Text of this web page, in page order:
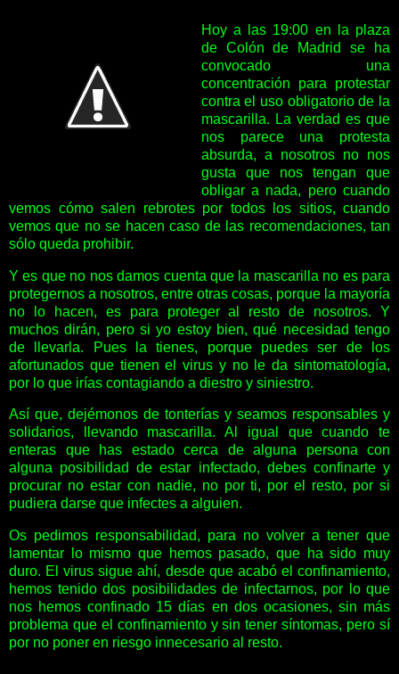
Hoy a las 19:00 en la plaza
de Colón de Madrid se ha
convocado una
concentración para protestar
contra el uso obligatorio de la
mascarilla. La verdad es que
nos parece una protesta
absurda, a nosotros no nos
gusta que nos tengan que
obligar a nada, pero cuando
vemos cómo salen rebrotes por todos los sitios, cuando
vemos que no se hacen caso de las recomendaciones, tan
sólo queda prohibir.
Y es que no nos damos cuenta que la mascarilla no es para
protegernos a nosotros, entre otras cosas, porque la mayoría
no lo hacen, es para proteger al resto de nosotros. Y
muchos dirán, pero si yo estoy bien, qué necesidad tengo
de llevarla. Pues la tienes, porque puedes ser de los
afortunados que tienen el virus y no le da sintomatología,
por lo que irías contagiando a diestro y siniestro.
Así que, dejémonos de tonterías y seamos responsables y
solidarios, llevando mascarilla. Al igual que cuando te
enteras que has estado cerca de alguna persona con
alguna posibilidad de estar infectado, debes confinarte y
procurar no estar con nadie, no por ti, por el resto, por si
pudiera darse que infectes a alguien.
Os pedimos responsabilidad, para no volver a tener que
lamentar lo mismo que hemos pasado, que ha sido muy
duro. El virus sigue ahí, desde que acabó el confinamiento,
hemos tenido dos posibilidades de infectarnos, por lo que
nos hemos confinado 15 días en dos ocasiones, sin más
problema que el confinamiento y sin tener síntomas, pero sí
por no poner en riesgo innecesario al resto.